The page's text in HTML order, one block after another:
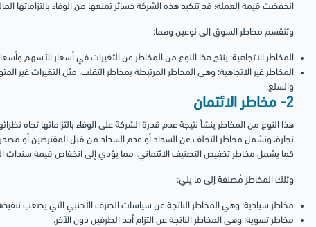
انخفضت قيمة العملة؛ قد تتكبد هذه الشركة خسائر تمنعها من الوفاء بالتزاماتها
وتنقسم مخاطر السوق إلى نوعين وهما:
المخاطر الاتجاهية: ينتج هذا النوع من المخاطر عن التغيرات في أسعار الأسهم
المخاطر غير الاتجاهية: وهي المخاطر المرتبطة بمخاطر التقلب، مثل التغيرات
والسلع.
2- مخاطر الائتمان
هذا النوع من المخاطر ينشأ نتيجة عدم قدرة الشركة على الوفاء بالتزاماتها تجاه
تجارة، وتشمل مخاطر التخلف عن السداد أو عدم السداد من قبل المقترضين أو
كما يشمل مخاطر تخفيض التصنيف الائتماني، مما يؤدي إلى انخفاض قيمة سندات
وتلك المخاطر مُصنفة إلى ما يلي:
مخاطر سيادية: وهي المخاطر الناتجة عن سياسات الصرف الأجنبي التي يصعب
مخاطر تسوية: وهي المخاطر الناتجة عن التزام أحد الطرفين دون الآخر.